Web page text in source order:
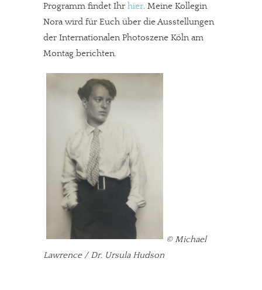
Programm findet Ihr hier. Meine Kollegin
Nora wird für Euch über die Ausstellungen
der Internationalen Photoszene Köln am
Montag berichten.
© Michael
Lawrence / Dr. Ursula Hudson